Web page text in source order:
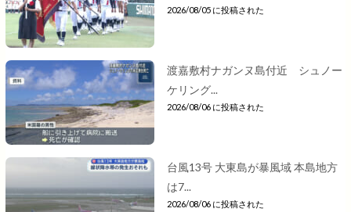
2026/08/05 に投稿された
渡嘉敷村ナガンヌ島付近 シュノー
ケリング...
2026/08/06 に投稿された
台風13号 大東島が暴風域 本島地方
は7...
2026/08/06 に投稿された